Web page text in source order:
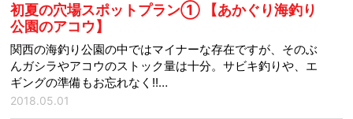
初夏の穴場スポットプラン① 【あかぐり海釣り
公園のアコウ】
関西の海釣り公園の中ではマイナーな存在ですが、そのぶ
んガシラやアコウのストック量は十分。サビキ釣りや、エ
ギングの準備もお忘れなく!!…
2018.05.01